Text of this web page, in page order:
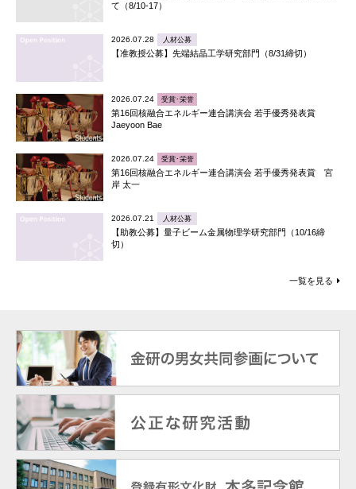
て（8/10-17）
2026.07.28 人材公募
【准教授公募】先端結晶工学研究部門（8/31締切）
2026.07.24 受賞･栄誉
第16回核融合エネルギー連合講演会 若手優秀発表賞
Jaeyoon Bae
2026.07.24 受賞･栄誉
第16回核融合エネルギー連合講演会 若手優秀発表賞 宮
岸 太一
2026.07.21 人材公募
【助教公募】量子ビーム金属物理学研究部門（10/16締
切）
一覧を見る